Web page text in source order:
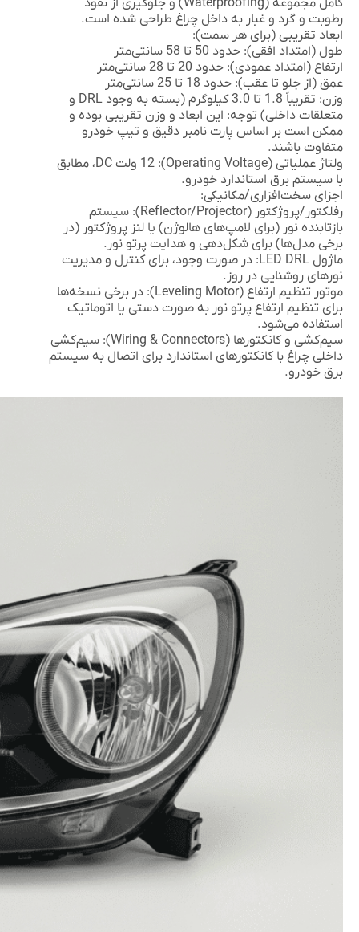
رطوبت و گرد و غبار به داخل چراغ طراحی شده است.
ابعاد تقریبی (برای هر سمت):
طول (امتداد افقی): حدود 50 تا 58 سانتی‌متر
ارتفاع (امتداد عمودی): حدود 20 تا 28 سانتی‌متر
عمق (از جلو تا عقب): حدود 18 تا 25 سانتی‌متر
وزن:
تقریباً 1.8 تا 3.0 کیلوگرم (بسته به وجود DRL و
متعلقات داخلی) توجه: این ابعاد و وزن تقریبی بوده و
ممکن است بر اساس پارت نامبر دقیق و تیپ خودرو
متفاوت باشند.
ولتاژ عملیاتی (Operating Voltage):
12 ولت DC، مطابق
با سیستم برق استاندارد خودرو.
اجزای سخت‌افزاری/مکانیکی:
رفلکتور/پروژکتور (Reflector/Projector):
سیستم
بازتابنده نور (برای لامپ‌های هالوژن) یا لنز پروژکتور (در
برخی مدل‌ها) برای شکل‌دهی و هدایت پرتو نور.
ماژول LED DRL:
در صورت وجود، برای کنترل و مدیریت
نورهای روشنایی در روز.
موتور تنظیم ارتفاع (Leveling Motor):
در برخی نسخه‌ها
برای تنظیم ارتفاع پرتو نور به صورت دستی یا اتوماتیک
استفاده می‌شود.
سیم‌کشی و کانکتورها (Wiring & Connectors):
سیم‌کشی
داخلی چراغ با کانکتورهای استاندارد برای اتصال به سیستم
برق خودرو.